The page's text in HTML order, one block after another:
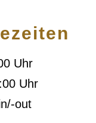
Uhr
Uhr
out